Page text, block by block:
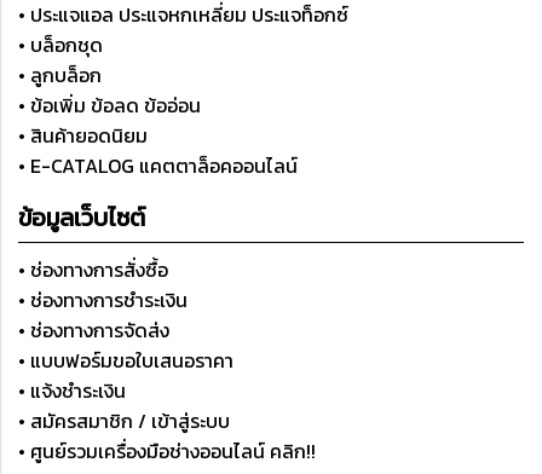
• ประแจแอล ประแจหกเหลี่ยม ประแจท็อกซ์
• บล็อกชุด
• ลูกบล็อก
• ข้อเพิ่ม ข้อลด ข้ออ่อน
• สินค้ายอดนิยม
• E-CATALOG แคตตาล็อคออนไลน์
ข้อมูลเว็บไซต์
• ช่องทางการสั่งซื้อ
• ช่องทางการชำระเงิน
• ช่องทางการจัดส่ง
• แบบฟอร์มขอใบเสนอราคา
• แจ้งชำระเงิน
• สมัครสมาชิก / เข้าสู่ระบบ
• ศูนย์รวมเครื่องมือช่างออนไลน์ คลิก!!